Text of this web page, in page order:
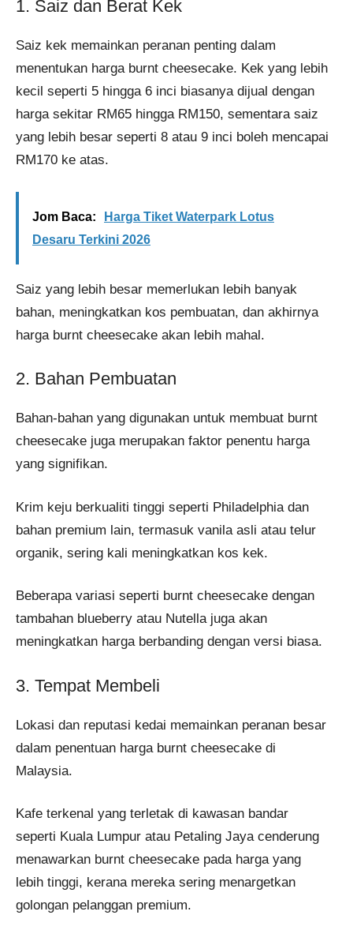
1. Saiz dan Berat Kek
Saiz kek memainkan peranan penting dalam
menentukan harga burnt cheesecake. Kek yang lebih
kecil seperti 5 hingga 6 inci biasanya dijual dengan
harga sekitar RM65 hingga RM150, sementara saiz
yang lebih besar seperti 8 atau 9 inci boleh mencapai
RM170 ke atas.
Jom Baca:
Harga Tiket Waterpark Lotus
Desaru Terkini 2026
Saiz yang lebih besar memerlukan lebih banyak
bahan, meningkatkan kos pembuatan, dan akhirnya
harga burnt cheesecake akan lebih mahal.
2. Bahan Pembuatan
Bahan-bahan yang digunakan untuk membuat burnt
cheesecake juga merupakan faktor penentu harga
yang signifikan.
Krim keju berkualiti tinggi seperti Philadelphia dan
bahan premium lain, termasuk vanila asli atau telur
organik, sering kali meningkatkan kos kek.
Beberapa variasi seperti burnt cheesecake dengan
tambahan blueberry atau Nutella juga akan
meningkatkan harga berbanding dengan versi biasa.
3. Tempat Membeli
Lokasi dan reputasi kedai memainkan peranan besar
dalam penentuan harga burnt cheesecake di
Malaysia.
Kafe terkenal yang terletak di kawasan bandar
seperti Kuala Lumpur atau Petaling Jaya cenderung
menawarkan burnt cheesecake pada harga yang
lebih tinggi, kerana mereka sering menargetkan
golongan pelanggan premium.